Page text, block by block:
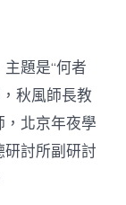
題是“何者
秋風師長教
北京年夜學
討所副研討